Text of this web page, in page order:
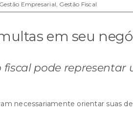
Gestão Empresarial, Gestão Fiscal
em seu
fiscal pode
necessariamente orientar suas